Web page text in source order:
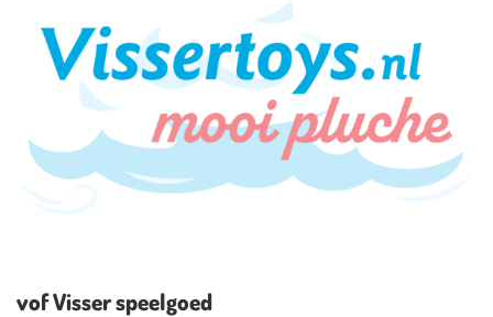
vof Visser speelgoed